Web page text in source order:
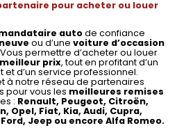
pour acheter ou louer
autode confiance
ou d’une voiture d’occasion
permettre d’acheter ou louer
prix, tout en profitant d’un
d’un service professionnel.
à notre réseau de partenaires
pour vous les meilleures remises
: Renault, Peugeot, Citroën,
Opel, Fiat, Kia, Audi, Cupra,
Jeep ou encore Alfa Romeo.